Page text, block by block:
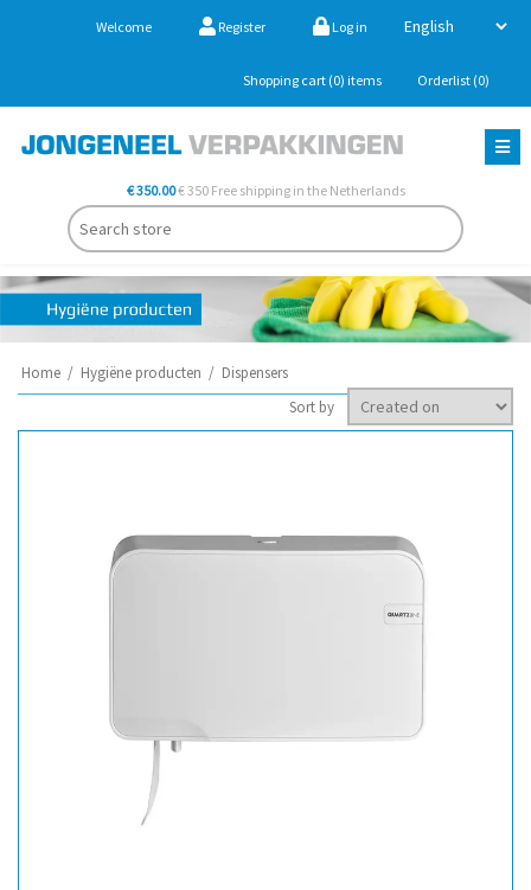
Welcome Register Log in
Shopping cart (0) items Orderlist (0)
€ 350.00€ 350 Free shipping in the Netherlands
Home / Hygiëne producten / Dispensers
Sort by